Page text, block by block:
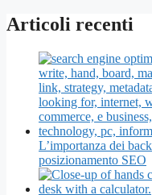
Articoli recenti
L’importanza dei
posizionamento SEO